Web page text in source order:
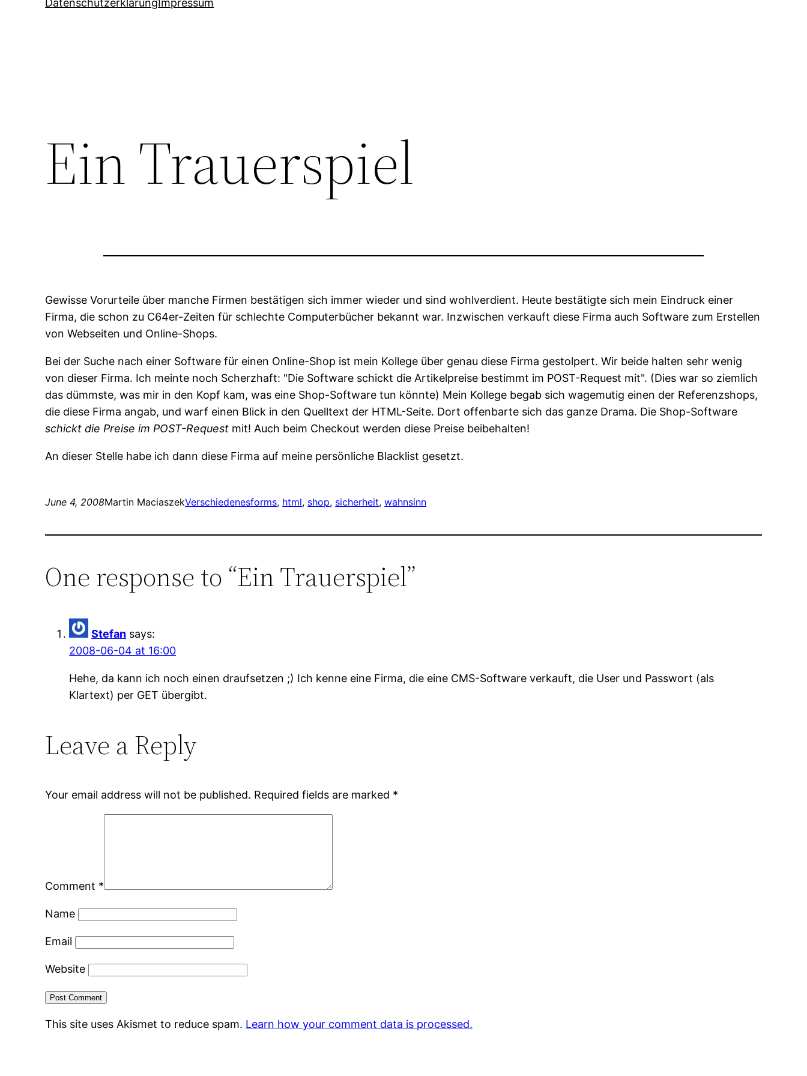
DatenschutzerklärungImpressum
Ein Trauerspiel
Gewisse Vorurteile über manche Firmen bestätigen sich immer wieder und sind wohlverdient. Heute bestätigte sich mein Eindruck einer
Firma, die schon zu C64er-Zeiten für schlechte Computerbücher bekannt war. Inzwischen verkauft diese Firma auch Software zum Erstellen
von Webseiten und Online-Shops.
Bei der Suche nach einer Software für einen Online-Shop ist mein Kollege über genau diese Firma gestolpert. Wir beide halten sehr wenig
von dieser Firma. Ich meinte noch Scherzhaft:
Die Software schickt die Artikelpreise bestimmt im POST-Request mit . (Dies war so ziemlich
das dümmste, was mir in den Kopf kam, was eine Shop-Software tun könnte) Mein Kollege begab sich wagemutig einen der Referenzshops,
die diese Firma angab, und warf einen Blick in den Quelltext der HTML-Seite. Dort offenbarte sich das ganze Drama. Die Shop-Software
schickt die Preise im POST-Request mit! Auch beim Checkout werden diese Preise beibehalten!
An dieser Stelle habe ich dann diese Firma auf meine persönliche Blacklist gesetzt.
June 4, 2008Martin MaciaszekVerschiedenesforms, html, shop, sicherheit, wahnsinn
One response to “Ein Trauerspiel”
Stefan says:
2008-06-04 at 16:00
Hehe, da kann ich noch einen draufsetzen ;) Ich kenne eine Firma, die eine CMS-Software verkauft, die User und Passwort (als
Klartext) per GET übergibt.
Leave a Reply
Your email address will not be published. Required fields are marked *
Comment *
Name
Email
Website
This site uses Akismet to reduce spam. Learn how your comment data is processed.